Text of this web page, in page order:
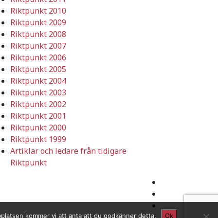
Riktpunkt 2010
Riktpunkt 2009
Riktpunkt 2008
Riktpunkt 2007
Riktpunkt 2006
Riktpunkt 2005
Riktpunkt 2004
Riktpunkt 2003
Riktpunkt 2002
Riktpunkt 2001
Riktpunkt 2000
Riktpunkt 1999
Artiklar och ledare från tidigare
Riktpunkt
kommer vi att anta att du godkänner detta. Ok